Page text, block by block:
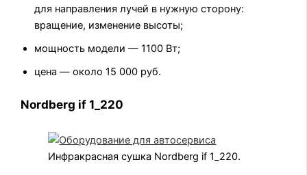
для направления лучей в нужную сторону:
вращение, изменение высоты;
мощность модели — 1100 Вт;
цена — около 15 000 руб.
Nordberg if 1_220
Инфракрасная сушка Nordberg if 1_220.